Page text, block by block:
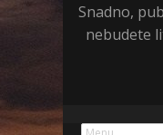
Snadno,
nebudete